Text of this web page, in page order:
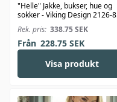
"Helle" Jakke, bukser, hue og
sokker - Viking Design 2126-8
Kit - 1-24 Mdr. - Viking Bambino
Rek. pris: 338.75SEK
Från 228.75SEK
Visa produkt